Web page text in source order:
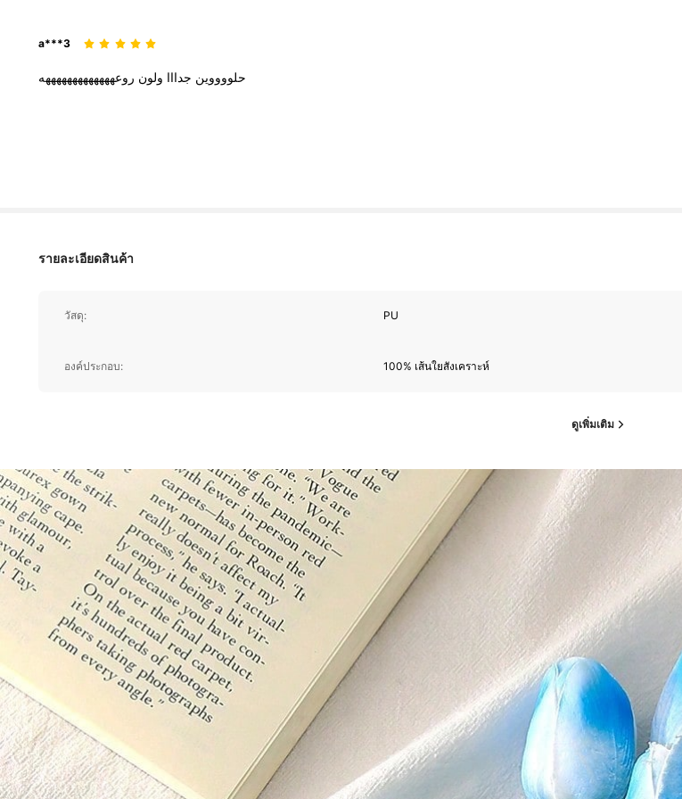
a***3
حلووووين جدااا ولون روعهههههههههههههه
รายละเอียดสินค้า
วัสดุ: PU
องค์ประกอบ: 100% เส้นใยสังเคราะห์
ดูเพิ่มเติม